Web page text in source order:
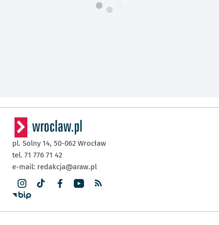
pl. Solny 14, 50-062 Wrocław
tel. 71 776 71 42
e-mail: redakcja@araw.pl